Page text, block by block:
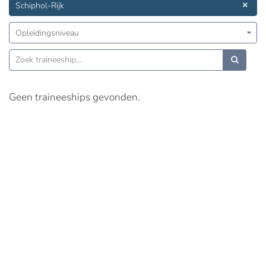
Schiphol-Rijk
Opleidingsniveau
Geen traineeships gevonden.